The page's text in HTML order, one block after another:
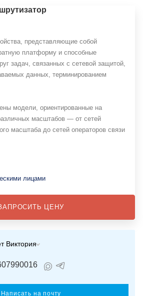
представляющие собой
платформу и способные
задач, связанных с сетевой защитой,
данных, терминированием
модели, ориентированные на
масштабов — от сетей
масштаба до сетей операторов связи
лицами
ЦЕНУ
Виктория
Написать на почту